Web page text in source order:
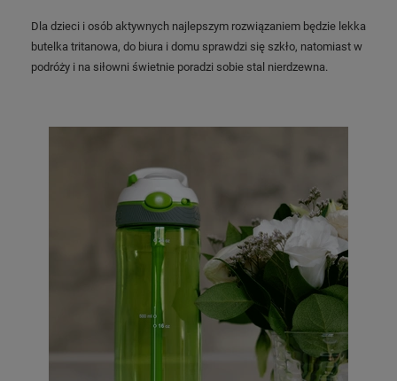
Dla dzieci i osób aktywnych najlepszym rozwiązaniem będzie lekka
butelka tritanowa, do biura i domu sprawdzi się szkło, natomiast w
podróży i na siłowni świetnie poradzi sobie stal nierdzewna.